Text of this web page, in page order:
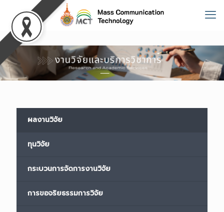
ผลงานวิจัย
ทุนวิจัย
กระบวนการจัดการงานวิจัย
การขอจริยธรรมการวิจัย